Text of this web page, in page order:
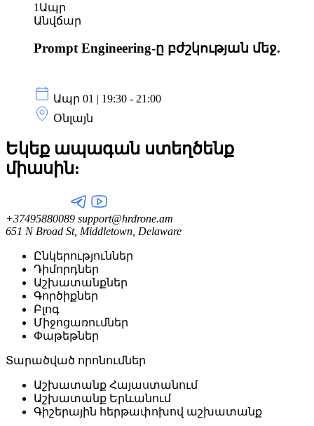
1 Ապր
Անվճար
Prompt Engineering-ը բժշկության մեջ.
Ապր 01 | 19:30 - 21:00
Օնլայն
Եկեք ապագան ստեղծենք
միասին:
+37495880089 support@hrdrone.am
651 N Broad St, Middletown, Delaware
Ընկերություններ
Դիմորդներ
Աշխատանքներ
Գործիքներ
Բլոգ
Միջոցառումներ
Փաթեթներ
Տարածված որոնումներ
Աշխատանք Հայաստանում
Աշխատանք Երևանում
Գիշերային հերթափոխով աշխատանք